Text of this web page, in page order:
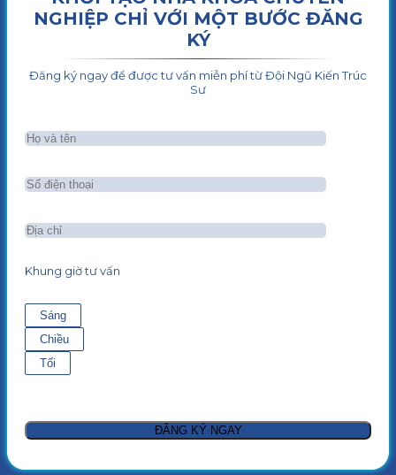
NGHIỆP CHỈ VỚI MỘT BƯỚC ĐĂNG
KÝ
Đăng ký ngay để được tư vấn miễn phí từ Đội Ngũ Kiến Trúc
Sư
Khung giờ tư vấn
Sáng
Chiều
Tối